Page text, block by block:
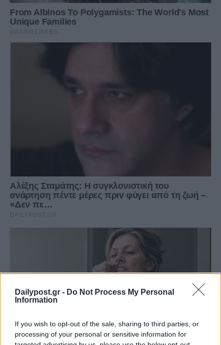
Dailypost.gr - Do Not Process My Personal
Information
If you wish to opt-out of the sale, sharing to third parties, or
processing of your personal or sensitive information for